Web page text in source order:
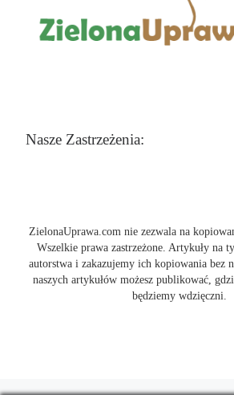
Nasze Zastrzeżenia:
ZielonaUprawa.com nie zezwala na
Wszelkie prawa zastrzeżone. Artykuły na
autorstwa i zakazujemy ich kopiowania bez
naszych artykułów możesz publikować,
będziemy wdzięczni.